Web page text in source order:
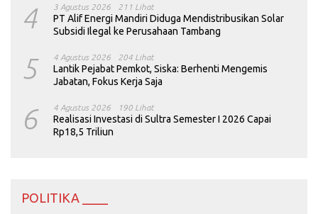
4 3 Agustus 2026 211 Lihat
PT Alif Energi Mandiri Diduga Mendistribusikan Solar
Subsidi Ilegal ke Perusahaan Tambang
5 4 Agustus 2026 204 Lihat
Lantik Pejabat Pemkot, Siska: Berhenti Mengemis
Jabatan, Fokus Kerja Saja
6 4 Agustus 2026 190 Lihat
Realisasi Investasi di Sultra Semester I 2026 Capai
Rp18,5 Triliun
POLITIKA ____